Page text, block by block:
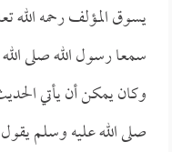
يسوق المؤلف رحمه الله
سمعا رسول الله صلى
وكان يمكن أن يأتي
صلى الله عليه وسلم